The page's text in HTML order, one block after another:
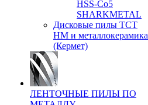
HSS-Co5
SHARKMETAL
Дисковые пилы ТСТ
НМ и металлокерамика
(Кермет)
ЛЕНТОЧНЫЕ ПИЛЫ ПО